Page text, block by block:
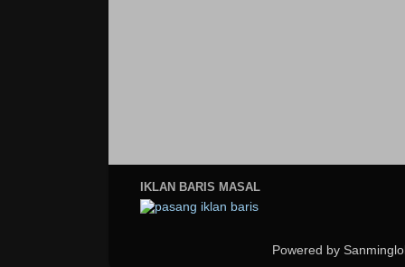
IKLAN BARIS MASAL
Powered by